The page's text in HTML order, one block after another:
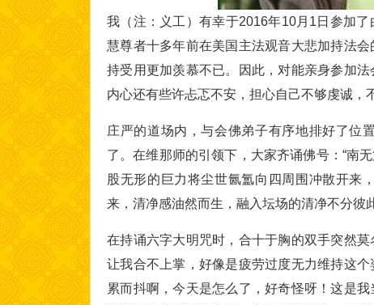
我（注：义工）有幸于2016年10月1日参加
慧尊者十多年前在美国主法观音大悲加持法
持受用更加羡慕不已。因此，对能亲身参加
内心还有些许忐忑不安，担心自己不够虔诚，
庄严的道场内，与会佛弟子有序地排好了位
了。在维那师的引领下，大家齐诵佛号：“南
股无形的巨力将尘世氤氲向四周围冲散开来
来，清净感油然而生，融入坛场的清净不分彼
在持诵六字大明咒时，合十于胸的双手突然
让我合不上掌，好像是疲劳过度无力维持这
累而抖啊，今天是怎么了，好奇怪呀！这是